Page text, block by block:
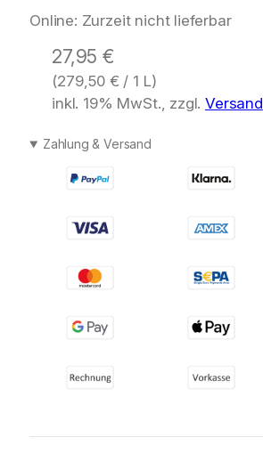
Online: Zurzeit nicht lieferbar
27,95€
(279,50 € / 1 L)
inkl. 19% MwSt., zzgl.Versand
Zahlung & Versand